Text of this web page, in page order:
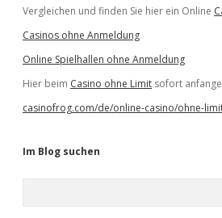
Vergleichen und finden Sie hier ein Online
Casinos ohne Anmeldung
Online Spielhallen ohne Anmeldung
Hier beim Casino ohne Limit sofort
casinofrog.com/de/online-casino/ohne-
Im Blog suchen